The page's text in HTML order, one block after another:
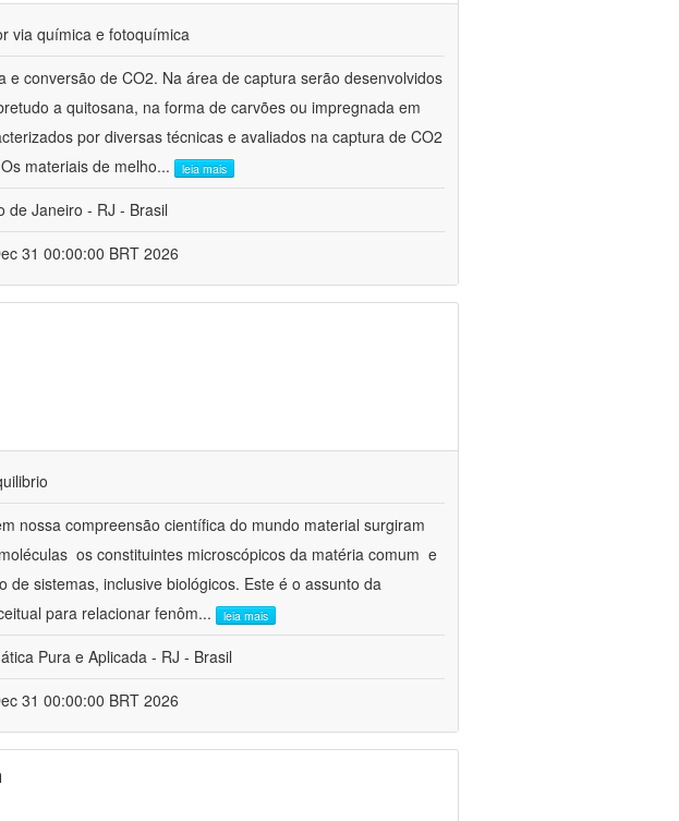
via química e fotoquímica
e conversão de CO2. Na área de captura serão desenvolvidos
a quitosana, na forma de carvões ou impregnada em
por diversas técnicas e avaliados na captura de CO2
materiais de melho... leia mais
de Janeiro - RJ - Brasil
31 00:00:00 BRT 2026
nossa compreensão científica do mundo material surgiram
 os constituintes microscópicos da matéria comum  e
sistemas, inclusive biológicos. Este é o assunto da
para relacionar fenôm... leia mais
Pura e Aplicada - RJ - Brasil
31 00:00:00 BRT 2026